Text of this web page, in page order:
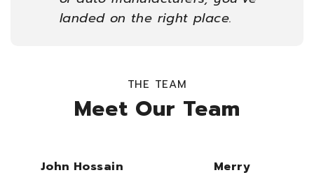
landed on the right place.
THE TEAM
Meet Our Team
John Hossain Merry